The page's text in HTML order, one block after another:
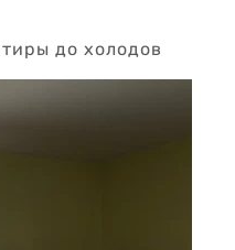
до холодов